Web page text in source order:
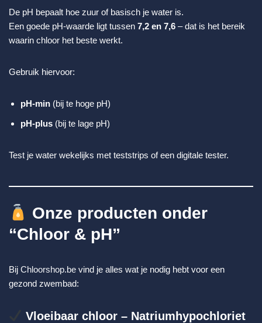
De pH bepaalt hoe zuur of basisch je water is.
Een goede pH-waarde ligt tussen 7,2 en 7,6 – dat is het bereik
waarin chloor het beste werkt.
Gebruik hiervoor:
pH-min (bij te hoge pH)
pH-plus (bij te lage pH)
Test je water wekelijks met teststrips of een digitale tester.
Onze producten onder
“Chloor & pH”
Bij Chloorshop.be vind je alles wat je nodig hebt voor een
gezond zwembad:
Vloeibaar chloor – Natriumhypochloriet